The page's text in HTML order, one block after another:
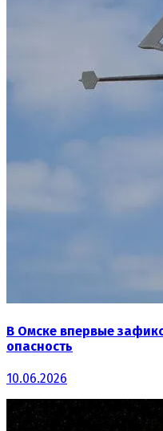
В Омске впервые
опасность
10.06.2026